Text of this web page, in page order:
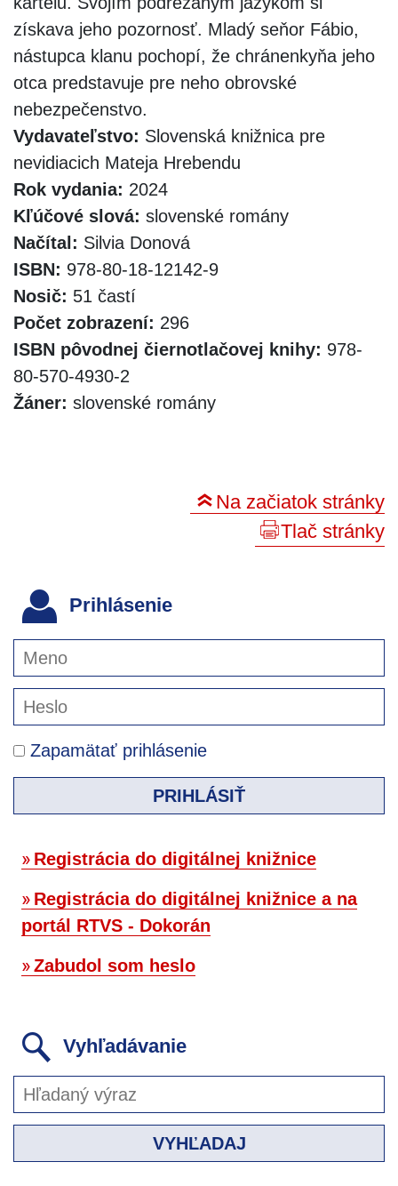
získava jeho pozornosť. Mladý seňor Fábio,
nástupca klanu pochopí, že chránenkyňa jeho
otca predstavuje pre neho obrovské
nebezpečenstvo.
Vydavateľstvo: Slovenská knižnica pre
nevidiacich Mateja Hrebendu
Rok vydania: 2024
Kľúčové slová: slovenské romány
Načítal: Silvia Donová
ISBN: 978-80-18-12142-9
Nosič: 51 častí
Počet zobrazení: 296
ISBN pôvodnej čiernotlačovej knihy: 978-
80-570-4930-2
Žáner: slovenské romány
Na začiatok stránky
Tlač stránky
Prihlásenie
Zapamätať prihlásenie
PRIHLÁSIŤ
Registrácia do digitálnej knižnice
Registrácia do digitálnej knižnice a na
portál RTVS - Dokorán
Zabudol som heslo
Vyhľadávanie
VYHĽADAJ